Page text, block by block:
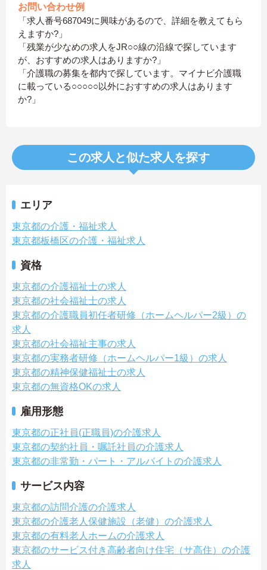
お問い合わせ例
「求人番号687049に興味があるので、詳細を教えてもら
えますか?」
「残業が少なめの求人をJR○○線の沿線で探しています
が、おすすめの求人はありますか?」
「介護職の募集を都内で探しています。マイナビ介護職
に載っている○○○○○以外におすすめの求人はあります
か?」
この求人と似た求人を探す
エリア
東京都の介護・福祉求人
東京都板橋区の介護・福祉求人
資格
東京都の介護福祉士の求人
東京都の社会福祉士の求人
東京都の介護職員初任者研修（ホームヘルパー2級）の
求人
東京都の社会福祉主事の求人
東京都の実務者研修（ホームヘルパー1級）の求人
東京都の精神保健福祉士の求人
東京都の無資格OKの求人
雇用形態
東京都の正社員(正職員)の介護求人
東京都の契約社員・嘱託社員の介護求人
東京都の非常勤・パート・アルバイトの介護求人
サービス内容
東京都の訪問介護の介護求人
東京都の介護老人保健施設（老健）の介護求人
東京都の有料老人ホームの介護求人
東京都のサービス付き高齢者向け住宅（サ高住）の介護
求人